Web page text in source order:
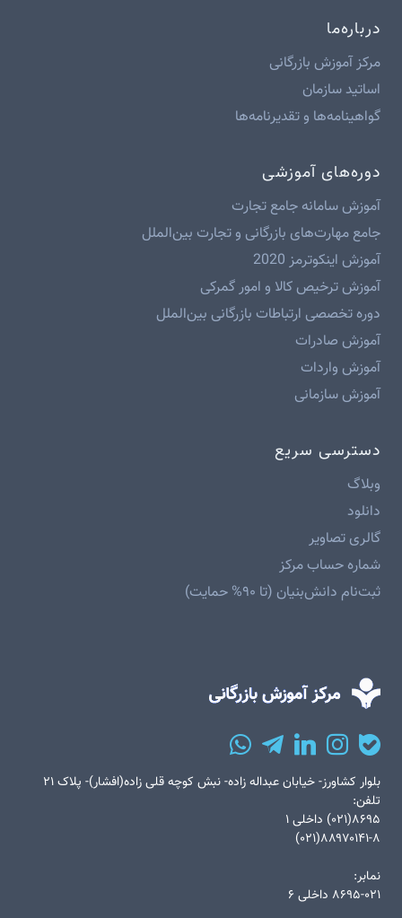
درباره‌ما
مرکز آموزش بازرگانی
اساتید سازمان
گواهینامه‌ها و تقدیرنامه‌ها
دوره‌های آموزشی
آموزش سامانه جامع تجارت
جامع مهارت‌های بازرگانی و تجارت بین‌الملل
آموزش اینکوترمز 2020
آموزش ترخیص کالا و امور گمرکی
دوره تخصصی ارتباطات بازرگانی بین‌الملل
آموزش صادرات
آموزش واردات
آموزش سازمانی
دسترسی سریع
وبلاگ
دانلود
گالری تصاویر
شماره حساب مرکز
ثبت‌نام دانش‌بنیان (تا ۹۰% حمایت)
بلوار کشاورز- خیابان عبداله زاده- نبش کوچه قلی زاده(افشار)- پلاک ۲۱
تلفن:
۸۶۹۵(۰۲۱) داخلی ۱
۸۸۹۷۰۱۴۱-۸(۰۲۱)
نمابر:
۸۶۹۵-۰۲۱ داخلی ۶